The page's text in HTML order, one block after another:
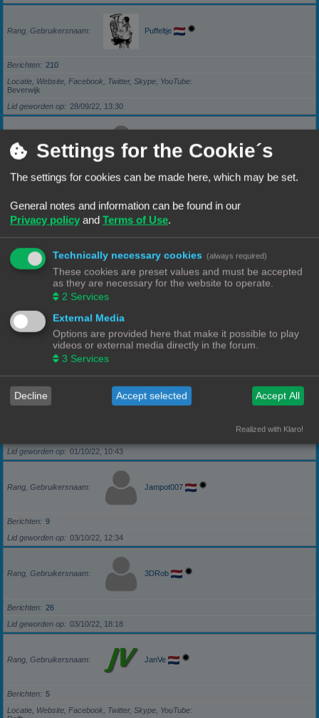
Rang, Gebruikersnaam Puffeltje
Berichten
210
Locatie, Website, Facebook, Twitter, Skype, YouTube
Beverwijk
Lid geworden op
28/09/22, 13:30
Rang, Gebruikersnaam darkzero
Berichten
5
Rang, Gebruikersnaam
Berichten
29/09/22, 17:18
Rang, Gebruikersnaam
Lid geworden op
30/09/22, 13:40
Rang, Gebruikersnaam Robbel2005
Lid geworden op
01/10/22, 10:43
Rang, Gebruikersnaam Jampot007
Berichten
9
Lid geworden op
03/10/22, 12:34
Rang, Gebruikersnaam 3DRob
Berichten
26
Lid geworden op
03/10/22, 18:18
Rang, Gebruikersnaam JanVe
Berichten
5
Locatie, Website, Facebook, Twitter, Skype, YouTube
Settings for the Cookie´s
The settings for cookies can be made here, which may be set.
General notes and information can be found in our
Privacy policy and Terms of Use.
Technically necessary cookies (always required)
These cookies are preset values and must be accepted
as they are necessary for the website to operate.
2 Services
External Media
Options are provided here that make it possible to play
videos or external media directly in the forum.
3 Services
Decline Accept selected Accept All
Realized with Klaro!